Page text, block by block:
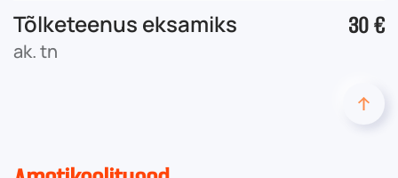
Tõlketeenus eksamiks
ak. tn
30 €